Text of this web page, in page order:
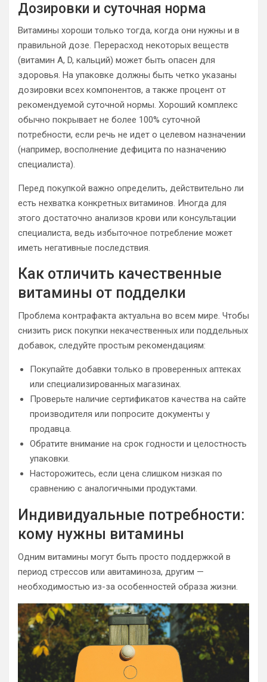
Дозировки и суточная норма
Витамины хороши только тогда, когда они нужны и в
правильной дозе. Перерасход некоторых веществ
(витамин А, D, кальций) может быть опасен для
здоровья. На упаковке должны быть четко указаны
дозировки всех компонентов, а также процент от
рекомендуемой суточной нормы. Хороший комплекс
обычно покрывает не более 100% суточной
потребности, если речь не идет о целевом назначении
(например, восполнение дефицита по назначению
специалиста).
Перед покупкой важно определить, действительно ли
есть нехватка конкретных витаминов. Иногда для
этого достаточно анализов крови или консультации
специалиста, ведь избыточное потребление может
иметь негативные последствия.
Как отличить качественные
витамины от подделки
Проблема контрафакта актуальна во всем мире. Чтобы
снизить риск покупки некачественных или поддельных
добавок, следуйте простым рекомендациям:
Покупайте добавки только в проверенных аптеках
или специализированных магазинах.
Проверьте наличие сертификатов качества на сайте
производителя или попросите документы у
продавца.
Обратите внимание на срок годности и целостность
упаковки.
Насторожитесь, если цена слишком низкая по
сравнению с аналогичными продуктами.
Индивидуальные потребности:
кому нужны витамины
Одним витамины могут быть просто поддержкой в
период стрессов или авитаминоза, другим —
необходимостью из-за особенностей образа жизни.